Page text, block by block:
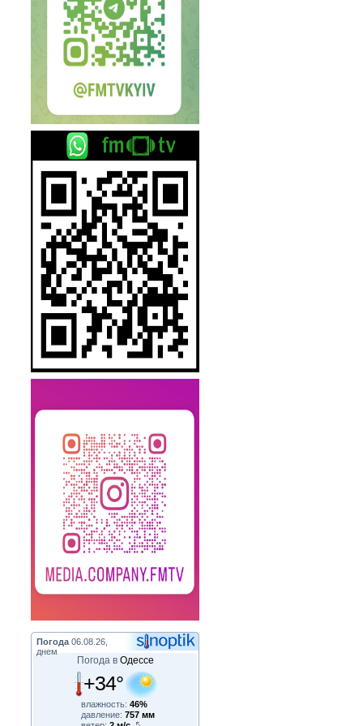
Погода 06.08.26,
днем
Погода в Одессе
+34°
влажность: 46%
давление: 757 мм